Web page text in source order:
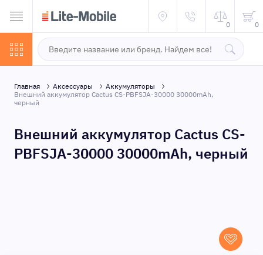
0 0
Главная Аксессуары
Аккумуляторы
Внешний аккумулятор Cactus CS-PBFSJA-30000 30000mAh,
черный
Внешний аккумулятор Cactus CS-
PBFSJA-30000 30000mAh, черный